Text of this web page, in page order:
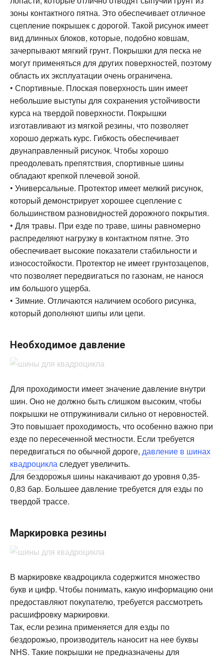
зоны контактного пятна. Это обеспечивает отличное
сцепление покрышек с дорогой. Такой рисунок имеет
вид длинных блоков, которые, подобно ковшам,
зачерпывают мягкий грунт. Покрышки для песка не
могут применяться для других поверхностей, поэтому
область их эксплуатации очень ограничена.
• Спортивные. Плоская поверхность шин имеет
небольшие выступы для сохранения устойчивости
курса на твердой поверхности. Покрышки
изготавливают из мягкой резины, что позволяет
хорошо держать курс. Гибкость обеспечивает
двунаправленный рисунок. Чтобы хорошо
преодолевать препятствия, спортивные шины
обладают крепкой плечевой зоной.
• Универсальные. Протектор имеет мелкий рисунок,
который демонстрирует хорошее сцепление с
большинством разновидностей дорожного покрытия.
• Для травы. При езде по траве, шины равномерно
распределяют нагрузку в контактном пятне. Это
обеспечивает высокие показатели стабильности и
износостойкости. Протектор не имеет грунтозацепов,
что позволяет передвигаться по газонам, не нанося
им большого ущерба.
• Зимние. Отличаются наличием особого рисунка,
который дополняют шипы или цепи.
Необходимое давление
Для проходимости имеет значение давление внутри
шин. Оно не должно быть слишком высоким, чтобы
покрышки не отпружинивали сильно от неровностей.
Это повышает проходимость, что особенно важно при
езде по пересеченной местности. Если требуется
передвигаться по обычной дороге, давление в шинах
квадроцикласледует увеличить.
Для бездорожья шины накачивают до уровня 0,35-
0,83 бар. Большее давление требуется для езды по
твердой трассе.
Маркировка резины
В маркировке квадроцикла содержится множество
букв и цифр. Чтобы понимать, какую информацию они
предоставляют покупателю, требуется рассмотреть
расшифровку маркировки.
Так, если резина применяется для езды по
бездорожью, производитель наносит на нее буквы
NHS. Такие покрышки не предназначены для